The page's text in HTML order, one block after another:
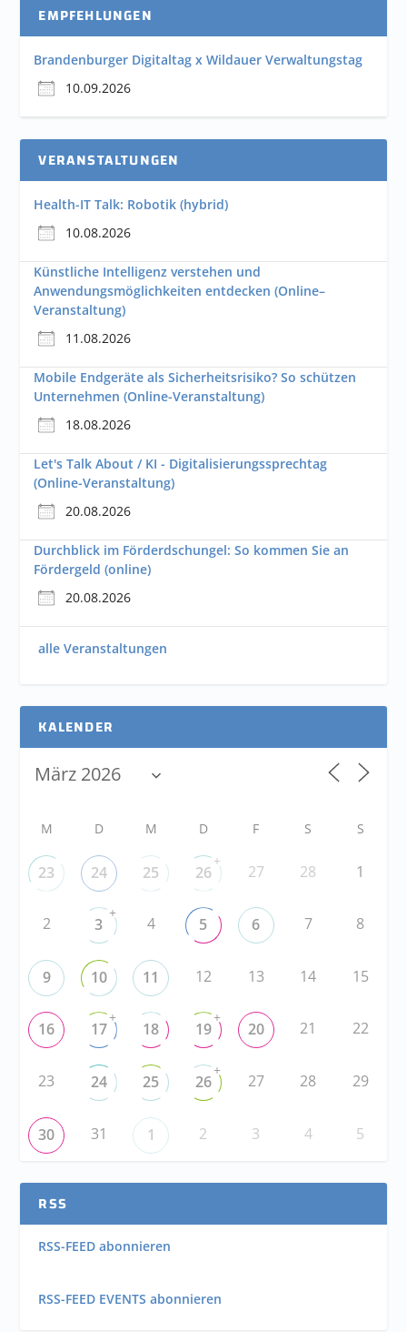
EMPFEHLUNGEN
Brandenburger Digitaltag x Wildauer Verwaltungstag
10.09.2026
VERANSTALTUNGEN
Health-IT Talk: Robotik (hybrid)
10.08.2026
Künstliche Intelligenz verstehen und
Anwendungsmöglichkeiten entdecken (Online–
Veranstaltung)
11.08.2026
Mobile Endgeräte als Sicherheitsrisiko? So schützen
Unternehmen (Online-Veranstaltung)
18.08.2026
Let's Talk About / KI - Digitalisierungssprechtag
(Online-Veranstaltung)
20.08.2026
Durchblick im Förderdschungel: So kommen Sie an
Fördergeld (online)
20.08.2026
alle Veranstaltungen
KALENDER
M D M D F S S
23 24 25 26
+
27 28 1
2 3
+
4 5 6 7 8
9 10 11 12 13 14 15
16 17
+
18 19
+
20 21 22
23 24 25 26
+
27 28 29
30 31 1 2 3 4 5
RSS
RSS-FEED abonnieren
RSS-FEED EVENTS abonnieren